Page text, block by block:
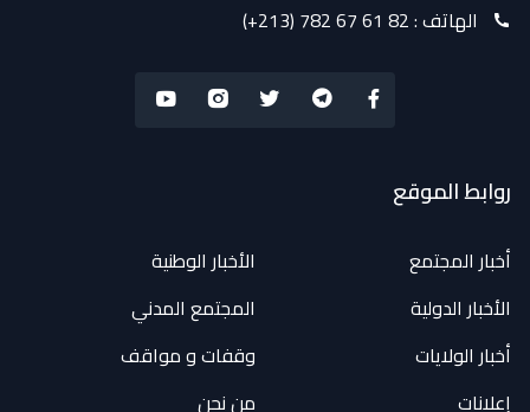
الهاتف :(+213) 782 67 61 82
روابط الموقع
أخبار المجتمع
الأخبار الوطنية
الأخبار الدولية
المجتمع المدني
أخبار الولايات
وقفات و مواقف
إعلانات
من نحن